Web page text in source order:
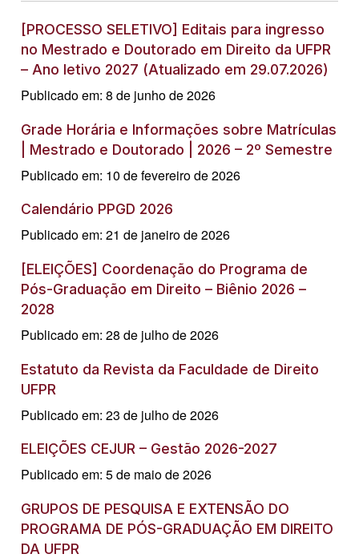
[PROCESSO SELETIVO] Editais para ingresso
no Mestrado e Doutorado em Direito da UFPR
– Ano letivo 2027 (Atualizado em 29.07.2026)
Publicado em: 8 de junho de 2026
Grade Horária e Informações sobre Matrículas
| Mestrado e Doutorado | 2026 – 2º Semestre
Publicado em: 10 de fevereiro de 2026
Calendário PPGD 2026
Publicado em: 21 de janeiro de 2026
[ELEIÇÕES] Coordenação do Programa de
Pós-Graduação em Direito – Biênio 2026 –
2028
Publicado em: 28 de julho de 2026
Estatuto da Revista da Faculdade de Direito
UFPR
Publicado em: 23 de julho de 2026
ELEIÇÕES CEJUR – Gestão 2026-2027
Publicado em: 5 de maio de 2026
GRUPOS DE PESQUISA E EXTENSÃO DO
PROGRAMA DE PÓS-GRADUAÇÃO EM DIREITO
DA UFPR